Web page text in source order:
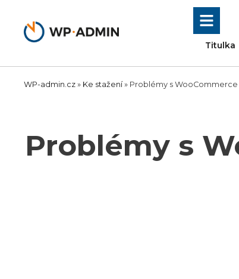
obsah
Titulka
WP-admin.cz » Ke stažení» Problémy s WooCommerce
Problémy s